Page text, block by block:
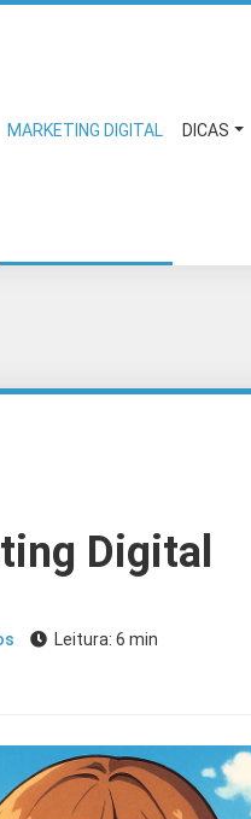
MARKETING DIGITAL DICAS
Digital
Leitura: 6 min